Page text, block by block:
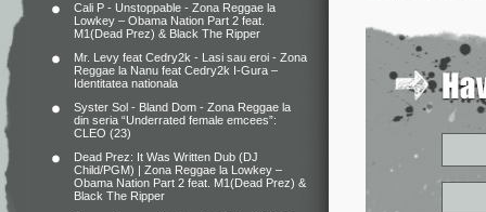
Cali P - Unstoppable - Zona Reggae la
Lowkey – Obama Nation Part 2 feat.
M1(Dead Prez) & Black The Ripper
Mr. Levy feat Cedry2k - Lasi sau eroi - Zona
Reggae la Nanu feat Cedry2k I-Gura –
Identitatea nationala
Syster Sol - Bland Dom - Zona Reggae la
din seria “Underrated female emcees”:
CLEO (23)
Dead Prez: It Was Written Dub (DJ
Child/PGM) | Zona Reggae la Lowkey –
Obama Nation Part 2 feat. M1(Dead Prez) &
Black The Ripper